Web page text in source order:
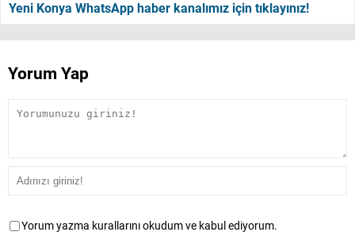
Yeni Konya WhatsApp haber kanalımız için tıklayınız!
Yorum Yap
Yorum yazma kurallarını okudum ve kabul ediyorum.